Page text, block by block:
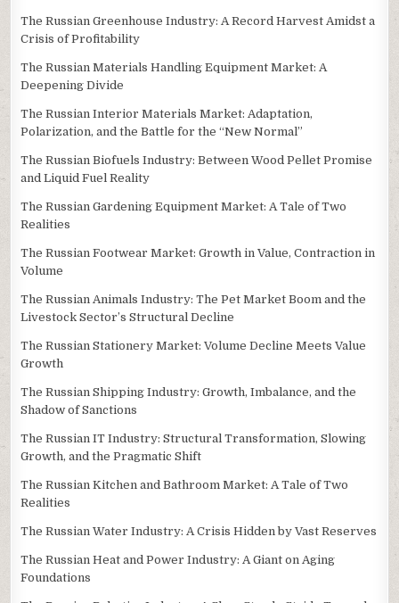
The Russian Greenhouse Industry: A Record Harvest Amidst a
Crisis of Profitability
The Russian Materials Handling Equipment Market: A
Deepening Divide
The Russian Interior Materials Market: Adaptation,
Polarization, and the Battle for the “New Normal”
The Russian Biofuels Industry: Between Wood Pellet Promise
and Liquid Fuel Reality
The Russian Gardening Equipment Market: A Tale of Two
Realities
The Russian Footwear Market: Growth in Value, Contraction in
Volume
The Russian Animals Industry: The Pet Market Boom and the
Livestock Sector’s Structural Decline
The Russian Stationery Market: Volume Decline Meets Value
Growth
The Russian Shipping Industry: Growth, Imbalance, and the
Shadow of Sanctions
The Russian IT Industry: Structural Transformation, Slowing
Growth, and the Pragmatic Shift
The Russian Kitchen and Bathroom Market: A Tale of Two
Realities
The Russian Water Industry: A Crisis Hidden by Vast Reserves
The Russian Heat and Power Industry: A Giant on Aging
Foundations